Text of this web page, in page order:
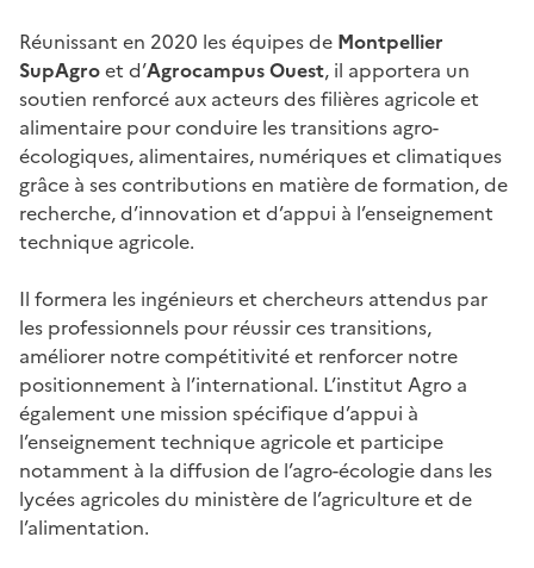
Réunissant en 2020 les équipes de Montpellier
SupAgroet d’Agrocampus Ouest, il apportera un
soutien renforcé aux acteurs des filières agricole et
alimentaire pour conduire les transitions agro-
écologiques, alimentaires, numériques et climatiques
grâce à ses contributions en matière de formation, de
recherche, d’innovation et d’appui à l’enseignement
technique agricole.
Il formera les ingénieurs et chercheurs attendus par
les professionnels pour réussir ces transitions,
améliorer notre compétitivité et renforcer notre
positionnement à l’international. L’institut Agro a
également une mission spécifique d’appui à
l’enseignement technique agricole et participe
notamment à la diffusion de l’agro-écologie dans les
lycées agricoles du ministère de l’agriculture et de
l’alimentation.